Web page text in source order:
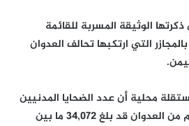
الوثيقة المسربة للقائمة
التي ارتكبها تحالف العدوان
محلية أن عدد الضحايا المدنيين
جراء العدوان خلال 900 يوم من العدوان قد بلغ 34,072 ما بين